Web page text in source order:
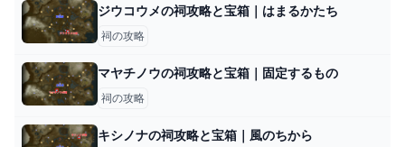
ジウコウメの祠攻略と宝箱｜はまるかたち
祠の攻略
マヤチノウの祠攻略と宝箱｜固定するもの
祠の攻略
キシノナの祠攻略と宝箱｜風のちから